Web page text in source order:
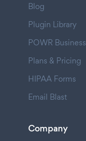
Blog
Plugin Library
POWR Business
Plans & Pricing
HIPAA Forms
Email Blast
Company